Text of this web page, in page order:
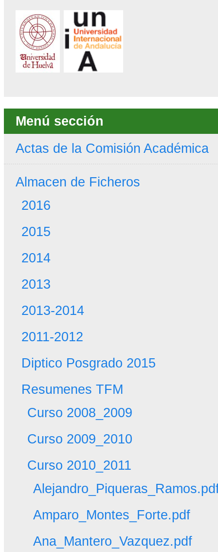
Menú sección
Actas de la Comisión Académica
Almacen de Ficheros
2016
2015
2014
2013
2013-2014
2011-2012
Diptico Posgrado 2015
Resumenes TFM
Curso 2008_2009
Curso 2009_2010
Curso 2010_2011
Amparo_Montes_Forte.pdf
Ana_Mantero_Vazquez.pdf